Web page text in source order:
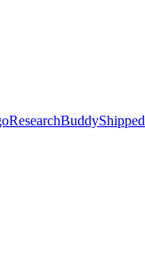
ResearchBuddyShipped